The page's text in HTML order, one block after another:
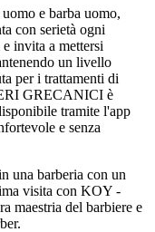
e barba uomo,
con serietà ogni
invita a mettersi
un livello
per i trattamenti di
GRECANICI è
tramite l'app
e senza
una barberia con un
visita con KOY -
maestria del barbiere e